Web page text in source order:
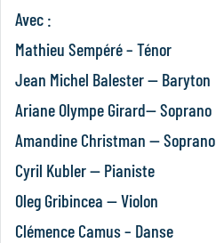
Avec :
Mathieu Sempéré – Ténor
Jean Michel Balester — Baryton
Ariane Olympe Girard— Soprano
Amandine Christman — Soprano
Cyril Kubler — Pianiste
Oleg Gribincea — Violon
Clémence Camus – Danse